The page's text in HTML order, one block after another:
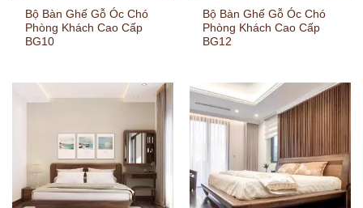
Bộ Bàn Ghế Gỗ Óc Chó
Phòng Khách Cao Cấp
BG10
Bộ Bàn Ghế Gỗ Óc Chó
Phòng Khách Cao Cấp
BG12